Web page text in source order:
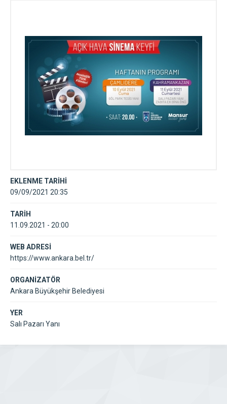
EKLENME TARİHİ
09/09/2021 20:35
TARİH
11.09.2021 - 20:00
WEB ADRESİ
https://www.ankara.bel.tr/
ORGANİZATÖR
Ankara Büyükşehir Belediyesi
YER
Salı Pazarı Yanı